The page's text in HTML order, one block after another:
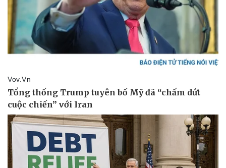
Thể thao
Ô tô - Xe máy